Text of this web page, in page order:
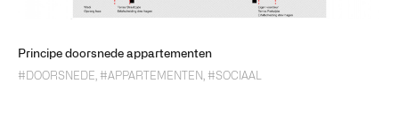
Principe doorsnede appartementen
#DOORSNEDE #APPARTEMENTEN #SOCIAAL